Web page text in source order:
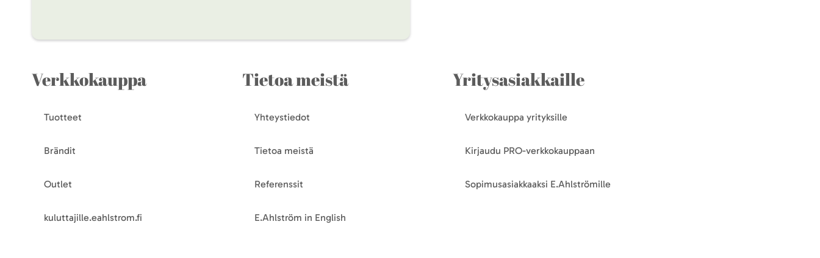
Verkkokauppa
Tuotteet
Brändit
Outlet
kuluttajille.eahlstrom.fi
Tietoa meistä
Yhteystiedot
Tietoa meistä
Referenssit
E.Ahlström in English
Yritysasiakkaille
Verkkokauppa yrityksille
Kirjaudu PRO-verkkokauppaan
Sopimusasiakkaaksi E.Ahlströmille